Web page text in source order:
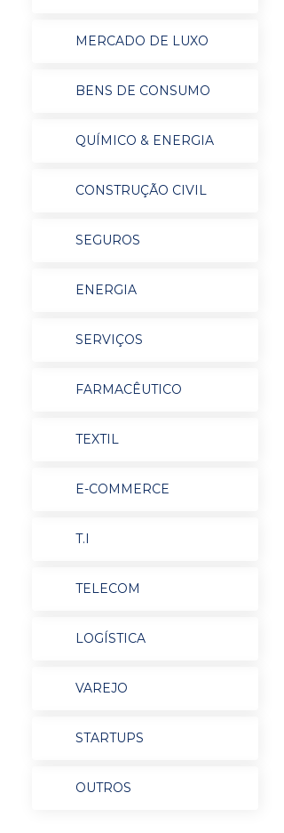
MERCADO DE LUXO
BENS DE CONSUMO
QUÍMICO & ENERGIA
CONSTRUÇÃO CIVIL
SEGUROS
ENERGIA
SERVIÇOS
FARMACÊUTICO
TEXTIL
E-COMMERCE
T.I
TELECOM
LOGÍSTICA
VAREJO
STARTUPS
OUTROS